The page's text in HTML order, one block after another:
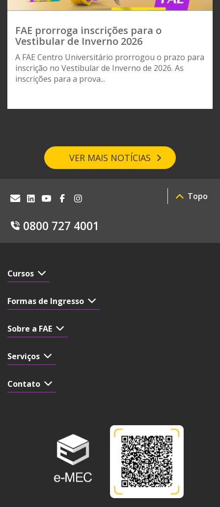
FAE prorroga inscrições para o
Vestibular de Inverno 2026
A FAE Centro Universitário prorrogou o prazo para
inscrição no Vestibular de Inverno de 2026. As
inscrições para a prova...
VER MAIS NOTÍCIAS
0800 727 4001
Topo
Cursos
Formas de Ingresso
Sobre a FAE
Serviços
Contato